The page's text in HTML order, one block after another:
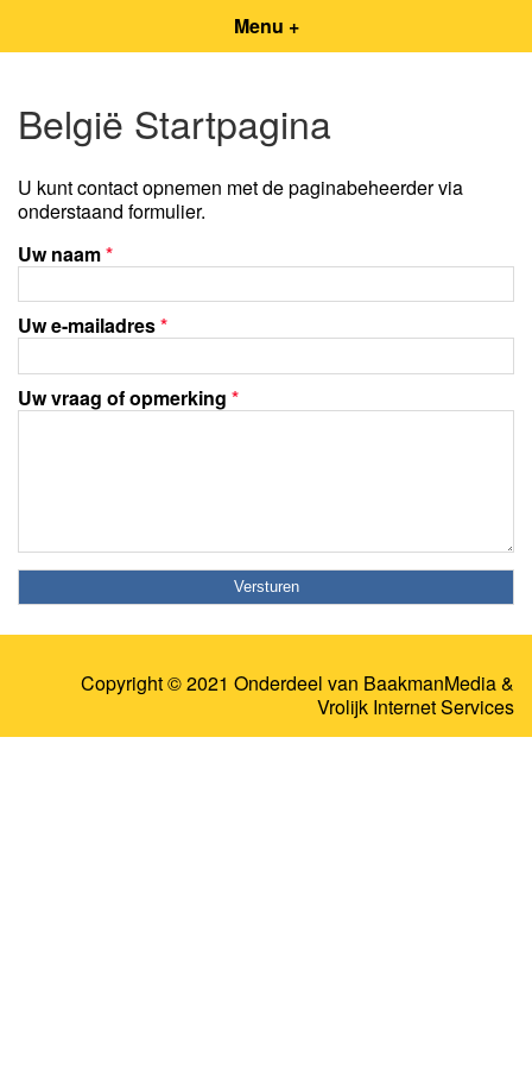
Menu +
België Startpagina
U kunt contact opnemen met de paginabeheerder via
onderstaand formulier.
Uw naam*
Uw e-mailadres*
Uw vraag of opmerking *
Copyright © 2021 Onderdeel van BaakmanMedia&
Vrolijk Internet Services